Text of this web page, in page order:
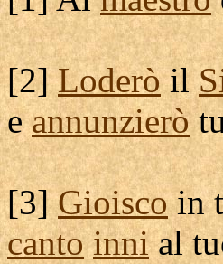
[2]Loderòil
eannunzierò
[3]Gioiscoin
canto innial